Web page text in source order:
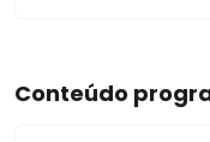
Conteúdo